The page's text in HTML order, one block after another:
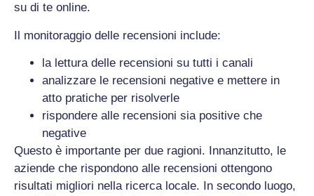
su di te online.
Il monitoraggio delle recensioni include:
la lettura delle recensioni su tutti i canali
analizzare le recensioni negative e mettere in
atto pratiche per risolverle
rispondere alle recensioni sia positive che
negative
Questo è importante per due ragioni. Innanzitutto, le
aziende che rispondono alle recensioni ottengono
risultati migliori nella ricerca locale. In secondo luogo,